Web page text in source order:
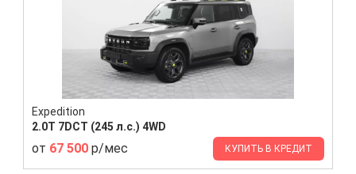
Expedition
2.0T 7DCT (245 л.с.) 4WD
от 67 500 р/мес КУПИТЬ В КРЕДИТ